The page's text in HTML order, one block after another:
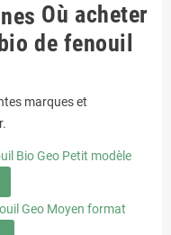
Où acheter
de fenouil
marques et